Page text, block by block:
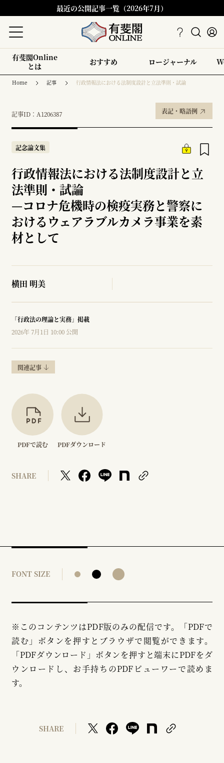
最近の公開記事一覧（2026年7月）
有斐閣Online
とは
おすすめ ロージャーナル
Home 記事 行政情報法における法制度設計と立法準則・試論
記事ID：A1206387 表記・略語例
記念論文集
行政情報法における法制度設計と立
法準則・試論
—コロナ危機時の検疫実務と警察に
おけるウェアラブルカメラ事業を素
材として
横田 明美
「行政法の理論と実務」掲載
2026年 7月1日 10:00 公開
関連記事
PDFで読む PDFダウンロード
SHARE
FONT SIZE
※このコンテンツはPDF版のみの配信です。「PDFで
読む」ボタンを押すとブラウザで閲覧ができます。
「PDFダウンロード」ボタンを押すと端末にPDFをダ
ウンロードし、お手持ちのPDFビューワーで読めま
す。
SHARE